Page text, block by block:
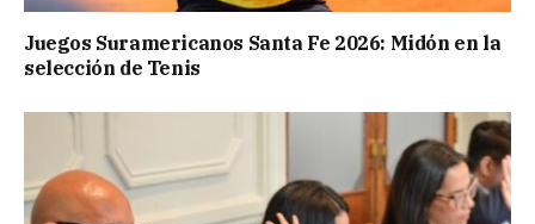
Juegos Suramericanos Santa Fe 2026: Midón en la
selección de Tenis